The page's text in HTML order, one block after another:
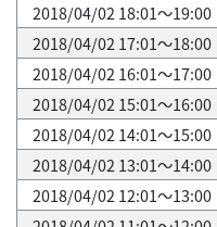
2018/04/02 18:01～19:00
2018/04/02 17:01～18:00
2018/04/02 16:01～17:00
2018/04/02 15:01～16:00
2018/04/02 14:01～15:00
2018/04/02 13:01～14:00
2018/04/02 12:01～13:00